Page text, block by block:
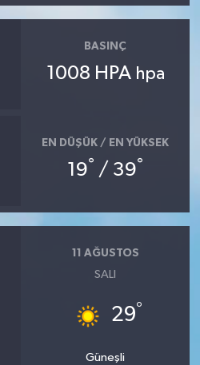
BASINÇ
1008 HPA hpa
EN DÜŞÜK / EN YÜKSEK
19° / 39°
11 AĞUSTOS
SALI
29°
Güneşli